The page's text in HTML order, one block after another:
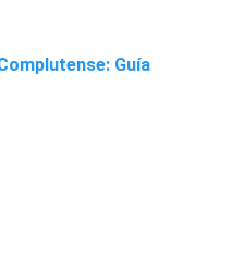
Guía